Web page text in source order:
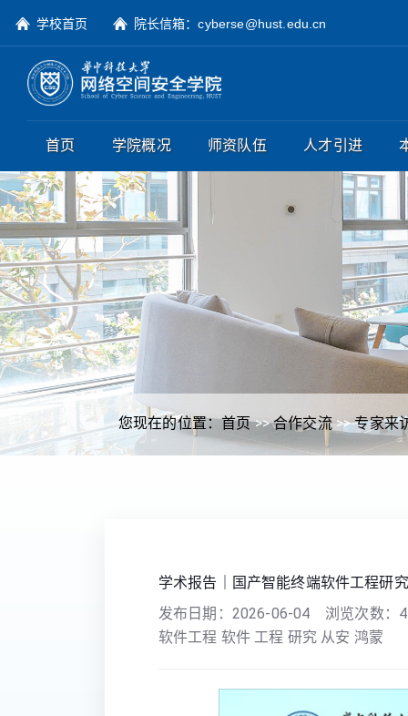
学校首页 院长信箱：cyberse@hust.edu.cn
首页 学院概况 师资队伍 人才引进
您现在的位置：首页>>合作交流>>专家来
学术报告｜国产智能终端软件工程研
发布日期： 2026-06-04 浏览次数：
软件工程 软件 工程 研究 从安 鸿蒙